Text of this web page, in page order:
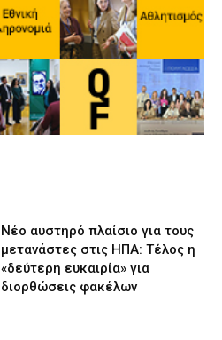
Νέο αυστηρό πλαίσιο για τους
μετανάστες στις ΗΠΑ: Τέλος η
«δεύτερη ευκαιρία» για
διορθώσεις φακέλων